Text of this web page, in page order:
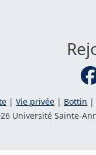
| Vie privée | Bottin |
Université Sainte-